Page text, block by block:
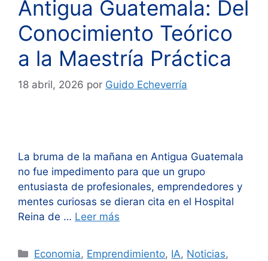
Antigua Guatemala: Del
Conocimiento Teórico
a la Maestría Práctica
18 abril, 2026 por Guido Echeverría
La bruma de la mañana en Antigua Guatemala
no fue impedimento para que un grupo
entusiasta de profesionales, emprendedores y
mentes curiosas se dieran cita en el Hospital
Reina de … Leer más
Categorías
Economia, Emprendimiento, IA, Noticias,